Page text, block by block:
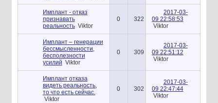
Имплант - отказ
признавать
реальность Viktor
0 322
2017-03-
09 22:58:53
Viktor
Имплант – генерации
бессмысленности,
бесполезности
усилий Viktor
0 309
2017-03-
09 22:51:12
Viktor
Имплант отказа
видеть реальность,
то что есть сейчас.
Viktor
0 302
2017-03-
09 22:47:44
Viktor